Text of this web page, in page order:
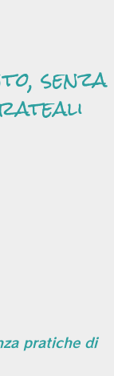
senza
pratiche di